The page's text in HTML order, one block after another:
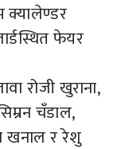
क्यालेण्डर
फेयर
रोजी खुराना,
चँडाल,
खनाल र रेशु